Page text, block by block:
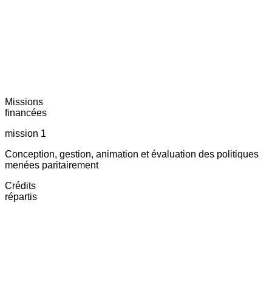
Missions
financées
mission 1
Conception, gestion, animation et évaluation des politiques
menées paritairement
Crédits
répartis